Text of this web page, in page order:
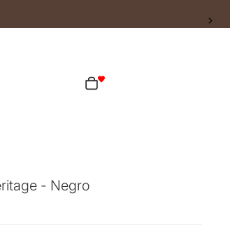
Total de artículos en el carrito: 0
- Negro